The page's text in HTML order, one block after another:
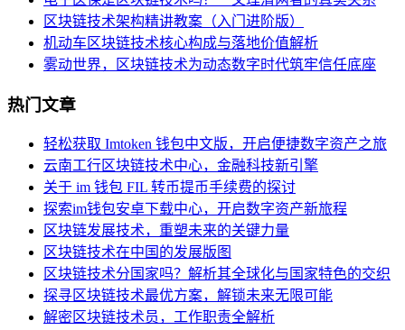
区块链技术架构精讲教案（入门进阶版）
机动车区块链技术核心构成与落地价值解析
雾动世界，区块链技术为动态数字时代筑牢信任底座
热门文章
轻松获取 Imtoken 钱包中文版，开启便捷数字资产之旅
云南工行区块链技术中心，金融科技新引擎
关于 im 钱包 FIL 转币提币手续费的探讨
探索im钱包安卓下载中心，开启数字资产新旅程
区块链发展技术，重塑未来的关键力量
区块链技术在中国的发展版图
区块链技术分国家吗？解析其全球化与国家特色的交织
探寻区块链技术最优方案，解锁未来无限可能
解密区块链技术员，工作职责全解析